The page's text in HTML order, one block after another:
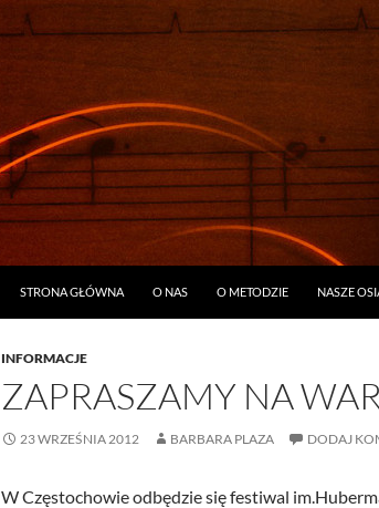
STRONA GŁÓWNA
O NAS O METODZIE NASZE
INFORMACJE
ZAPRASZAMY NA
23 WRZEŚNIA 2012 BARBARA PLAZA DODAJ
W Częstochowie odbędzie się festiwal